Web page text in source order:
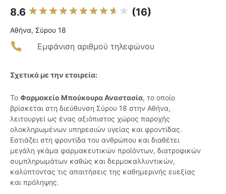
8.6 (16)
Αθήνα, Σύρου 18
Εμφάνιση αριθμού τηλεφώνου
Σχετικά με την εταιρεία:
Το Φαρμακείο Μπούκουρα Αναστασία, το οποίο
βρίσκεται στη διεύθυνση Σύρου 18 στην Αθήνα,
λειτουργεί ως ένας αξιόπιστος χώρος παροχής
ολοκληρωμένων υπηρεσιών υγείας και φροντίδας.
Εστιάζει στη φροντίδα του ανθρώπου και διαθέτει
μεγάλη γκάμα φαρμακευτικών προϊόντων, διατροφικών
συμπληρωμάτων καθώς και δερμοκαλλυντικών,
καλύπτοντας τις απαιτήσεις της καθημερινής ευεξίας
και πρόληψης.